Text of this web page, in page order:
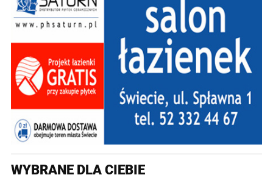
WYBRANE DLA CIEBIE